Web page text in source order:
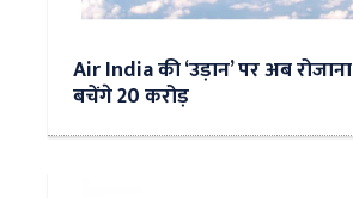
Air India की ‘उड़ान’ पर अब
बचेंगे 20 करोड़